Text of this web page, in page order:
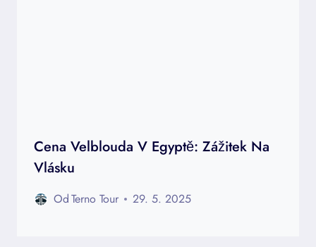
Cena Velblouda V Egyptě: Zážitek Na
Vlásku
OdTerno Tour 29. 5. 2025